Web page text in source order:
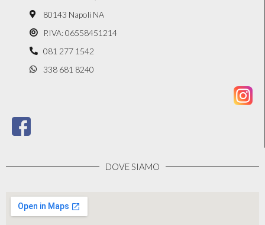
80143 Napoli NA
P.IVA: 06558451214
081 277 1542
338 681 8240
DOVE SIAMO